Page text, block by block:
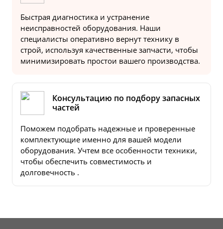
Быстрая диагностика и устранение
неисправностей оборудования. Наши
специалисты оперативно вернут технику в
строй, используя качественные запчасти, чтобы
минимизировать простои вашего производства.
Консультацию по подбору запасных
частей
Поможем подобрать надежные и проверенные
комплектующие именно для вашей модели
оборудования. Учтем все особенности техники,
чтобы обеспечить совместимость и
долговечность .